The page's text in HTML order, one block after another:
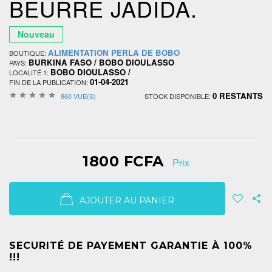
BEURRE JADIDA.
Nouveau
BOUTIQUE: ALIMENTATION PERLA DE BOBO
PAYS: BURKINA FASO / BOBO DIOULASSO
LOCALITÉ 1: BOBO DIOULASSO /
FIN DE LA PUBLICATION: 01-04-2021
860 VUE(S) STOCK DISPONIBLE: 0 RESTANTS
1800 FCFA Prix
AJOUTER AU PANIER
SECURITÉ DE PAYEMENT GARANTIE À 100%
!!!